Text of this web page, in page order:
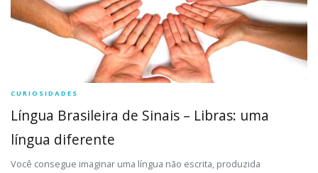
CURIOSIDADES
Língua Brasileira de Sinais – Libras: uma
língua diferente
Você consegue imaginar uma língua não escrita, produzida